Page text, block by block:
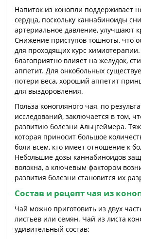
Напиток из конопли поддерживает
сердца, поскольку каннабиноиды
артериальное давление, улучшают
Снижение приступов тошноты, что
для проходящих курс
благоприятно влияет на желудок,
аппетит. Для онкобольных
потери веса, хороший аппетит
для выздоровления.
Польза конопляного чая, по
исследований, заключается в том,
развитию болезни Альцгеймера.
которая приносит большое
боли всем, кто имеет отношение к
Небольшие дозы каннабиноидов
волокна, а ключевым фактором
развития болезни становится их
Состав и рецепт чая из
Чай можно приготовить из двух
листьев или семян. Чай из листа
удивительный состав: